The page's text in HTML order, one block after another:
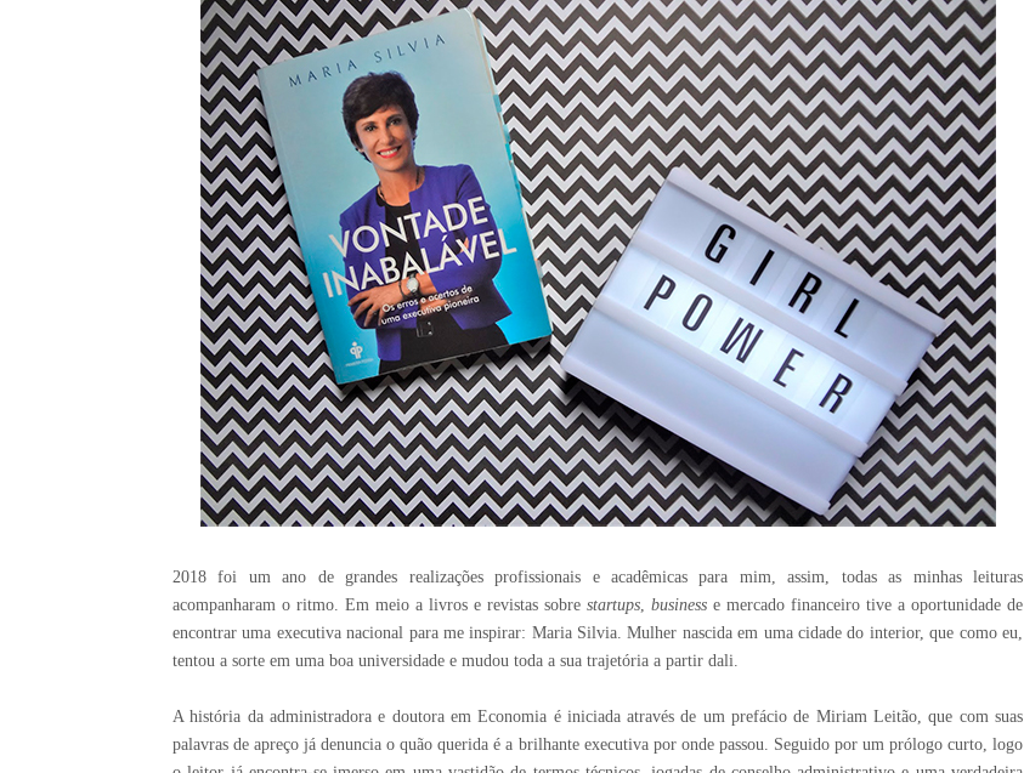
2018 foi um ano de grandes realizações profissionais e acadêmicas para mim, assim, todas as minhas leituras
acompanharam o ritmo. Em meio a livros e revistas sobre startups business e mercado financeiro tive a oportunidade de
encontrar uma executiva nacional para me inspirar: Maria Silvia. Mulher nascida em uma cidade do interior, que como eu,
tentou a sorte em uma boa universidade e mudou toda a sua trajetória a partir dali.
A história da administradora e doutora em Economia é iniciada através de um prefácio de Miriam Leitão, que com suas
palavras de apreço já denuncia o quão querida é a brilhante executiva por onde passou. Seguido por um prólogo curto, logo